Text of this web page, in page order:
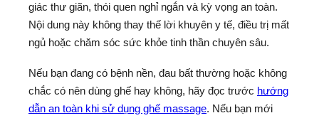
giác thư giãn, thói quen nghỉ ngắn và kỳ vọng an toàn.
Nội dung này không thay thế lời khuyên y tế, điều trị mất
ngủ hoặc chăm sóc sức khỏe tinh thần chuyên sâu.
Nếu bạn đang có bệnh nền, đau bất thường hoặc không
chắc có nên dùng ghế hay không, hãy đọc trước hướng
dẫn an toàn khi sử dụng ghế massage. Nếu bạn mới